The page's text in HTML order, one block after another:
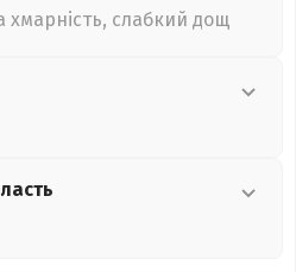
хмарність, слабкий дощ